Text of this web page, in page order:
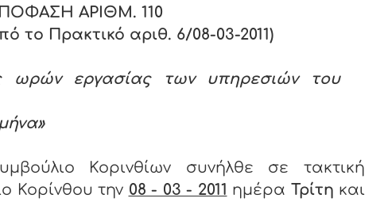
ΑΡΙΘΜ. 110
το Πρακτικό αριθ. 6/08-03-2011)
ωρών εργασίας των υπηρεσιών του
Κορινθίων συνήλθε σε τακτική
Κορίνθου την 08 - 03 - 2011 ημέρα Τρίτη και